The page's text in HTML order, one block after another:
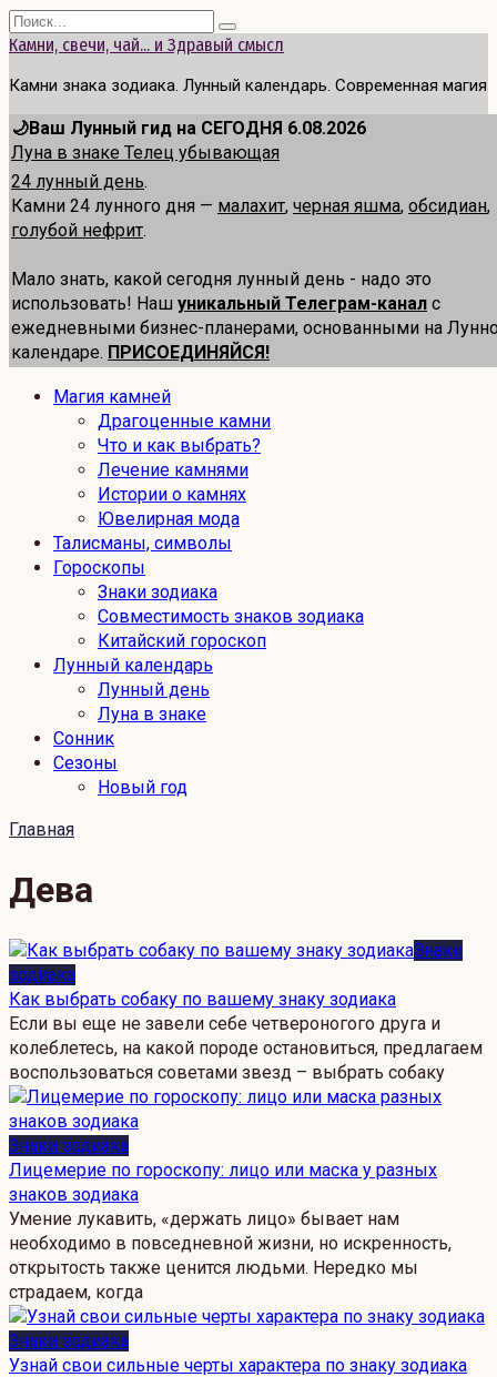
Перейти
к
Search
for:
Камни, свечи, чай... и Здравый смысл
Камни знака зодиака. Лунный календарь. Современная магия
🌙Ваш Лунный гид на СЕГОДНЯ 6.08.2026
Луна в знаке Телец убывающая
24 лунный день.
Камни 24 лунного дня — малахит, черная яшма, обсидиан,
голубой нефрит.
Мало знать, какой сегодня лунный день - надо это
использовать! Наш уникальный Телеграм-канал с
ежедневными бизнес-планерами, основанными на
календаре. ПРИСОЕДИНЯЙСЯ!
Магия камней
Драгоценные камни
Что и как выбрать?
Лечение камнями
Истории о камнях
Ювелирная мода
Талисманы, символы
Гороскопы
Знаки зодиака
Совместимость знаков зодиака
Китайский гороскоп
Лунный календарь
Лунный день
Луна в знаке
Сонник
Сезоны
Новый год
Главная
Дева
Знаки
зодиака
Как выбрать собаку по вашему знаку зодиака
Если вы еще не завели себе четвероногого друга и
колеблетесь, на какой породе остановиться, предлагаем
воспользоваться советами звезд – выбрать собаку
Знаки зодиака
Лицемерие по гороскопу: лицо или маска у разных
знаков зодиака
Умение лукавить, «держать лицо» бывает нам
необходимо в повседневной жизни, но искренность,
открытость также ценится людьми. Нередко мы
страдаем, когда
Знаки зодиака
Узнай свои сильные черты характера по знаку зодиака